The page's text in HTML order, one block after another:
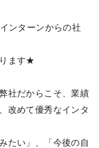
ンターンからの社
ます★
社だからこそ、業績
改めて優秀なインタ
たい」、「今後の自